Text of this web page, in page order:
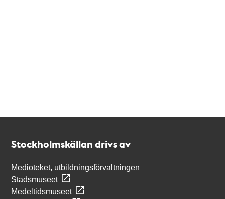
Stockholmskällan drivs av
Medioteket, utbildningsförvaltningen
Stadsmuseet
Medeltidsmuseet